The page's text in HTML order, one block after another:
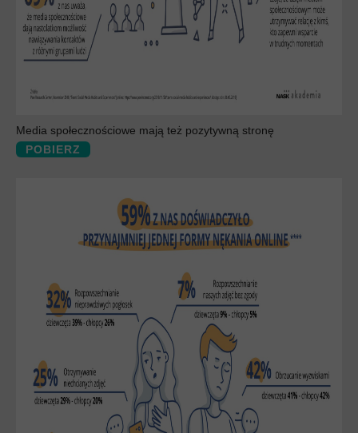
Media społecznościowe mają też pozytywną stronę
POBIERZ